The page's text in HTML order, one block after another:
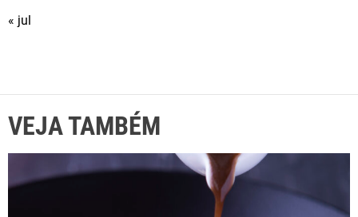
« jul
VEJA TAMBÉM